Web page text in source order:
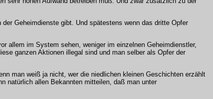
Geheimdienste gibt. Und spätestens wenn das dritte Opfer
allem im System sehen, weniger im einzelnen Geheimdienstler,
ganzen Aktionen illegal sind und man selber als Opfer der
man weiß ja nicht, wer die niedlichen kleinen Geschichten erzählt
natürlich allen Bekannten mitteilen, daß man unter